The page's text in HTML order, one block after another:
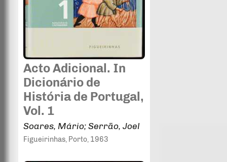
Acto Adicional. In
Dicionário de
História de Portugal,
Vol. 1
Soares, Mário; Serrão, Joel
Figueirinhas, Porto, 1963